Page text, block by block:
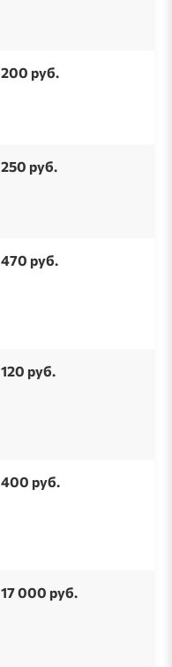
200 руб.
250 руб.
470 руб.
120 руб.
400 руб.
17 000 руб.